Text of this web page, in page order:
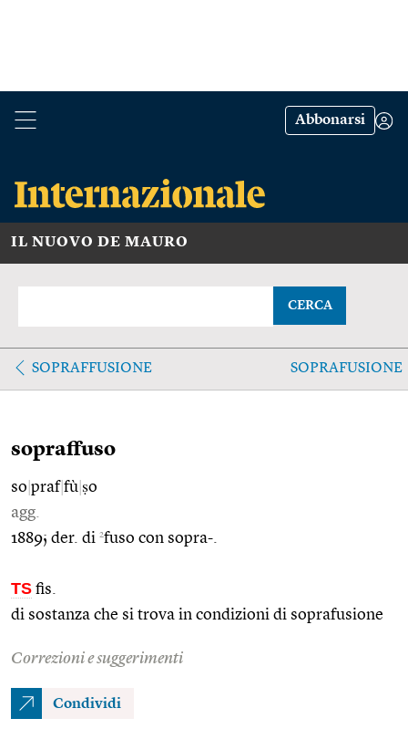
Abbonarsi
IL NUOVO DE MAURO
CERCA
SOPRAFFUSIONE SOPRAFUSIONE
sopraffuso
so praf|fù ṣo
agg.
1889; der. di 2fuso con sopra-.
TS fis.
di sostanza che si trova in condizioni di soprafusione
Correzioni e suggerimenti
Condividi